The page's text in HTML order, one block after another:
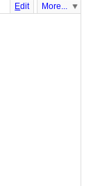
Edit More...